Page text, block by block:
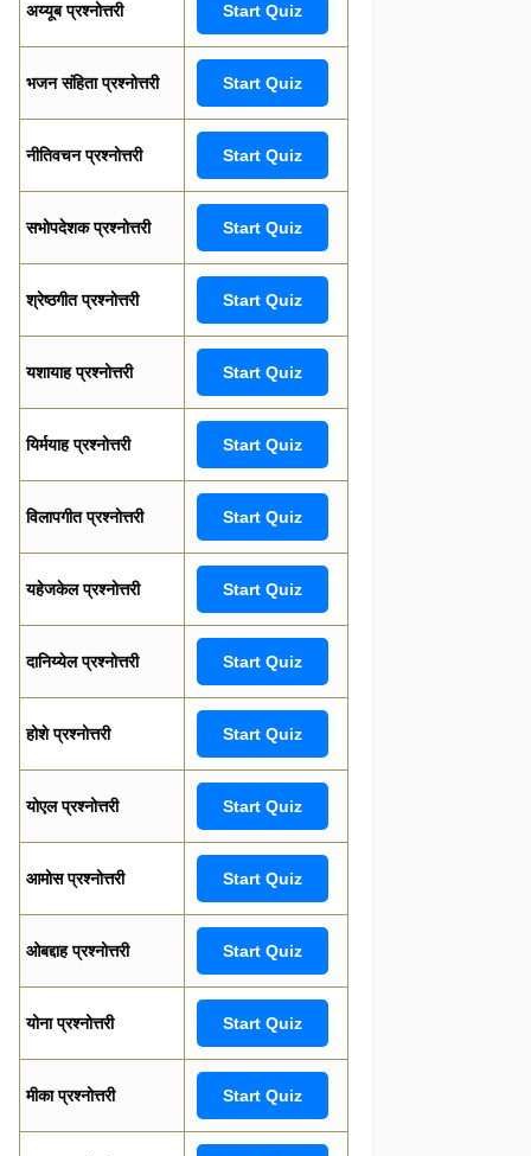
अय्यूब प्रश्नोत्तरी Start Quiz
भजन संहिता प्रश्नोत्तरी Start Quiz
नीतिवचन प्रश्नोत्तरी Start Quiz
सभोपदेशक प्रश्नोत्तरी Start Quiz
श्रेष्ठगीत प्रश्नोत्तरी Start Quiz
यशायाह प्रश्नोत्तरी Start Quiz
यिर्मयाह प्रश्नोत्तरी Start Quiz
विलापगीत प्रश्नोत्तरी Start Quiz
यहेजकेल प्रश्नोत्तरी Start Quiz
दानिय्येल प्रश्नोत्तरी Start Quiz
होशे प्रश्नोत्तरी Start Quiz
योएल प्रश्नोत्तरी Start Quiz
आमोस प्रश्नोत्तरी Start Quiz
ओबद्दाह प्रश्नोत्तरी Start Quiz
योना प्रश्नोत्तरी Start Quiz
मीका प्रश्नोत्तरी Start Quiz